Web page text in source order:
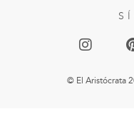
© El Aristócrata